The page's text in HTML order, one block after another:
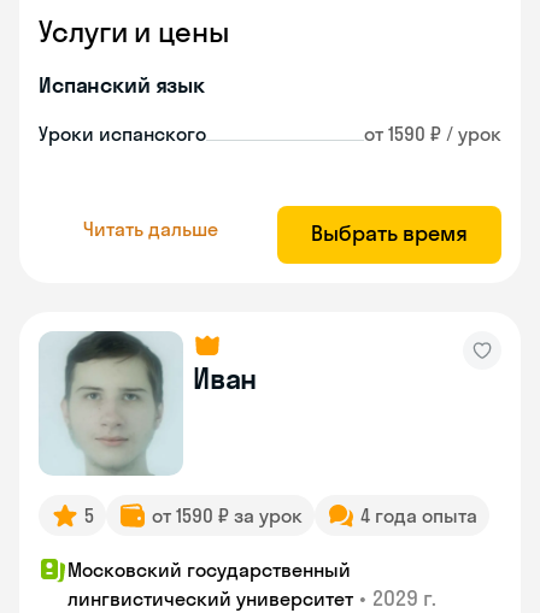
Услуги и цены
Испанский язык
Уроки испанского от 1590 ₽ / урок
Читать дальше Выбрать время
Иван
5 от 1590 ₽ за урок 4 года опыта
Московский государственный
лингвистический университет • 2029 г.